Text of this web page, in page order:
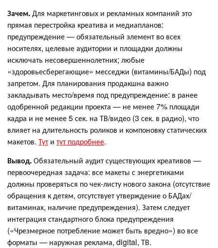
Зачем.Для маркетинговых и рекламных компаний это
прямая перестройка креатива и медиапланов:
предупреждение — обязательный элемент во всех
носителях, целевые аудитории и площадки должны
исключать несовершеннолетних; любые
«здоровьесберегающие» месседжи (витамины/БАДы) под
запретом. Для планирования продакшна важно
закладывать место/время под предупреждение: в ранее
одобренной редакции проекта — не менее 7% площади
кадра и не менее 5 сек. на ТВ/видео (3 сек. в радио), что
влияет на длительность роликов и компоновку статических
макетов. Тут и тут подробнее.
Вывод.Обязательный аудит существующих креативов —
первоочередная задача: все макеты с энергетиками
должны проверяться по чек‑листу нового закона (отсутствие
обращения к детям, отсутствует утверждение о БАДах/
витаминах, наличие предупреждения). Затем следует
интеграция стандартного блока предупреждения
(«Чрезмерное потребление может быть вредно») во все
форматы — наружная реклама, digital, ТВ.